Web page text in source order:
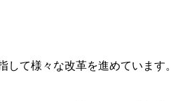
て様々な改革を進めています。